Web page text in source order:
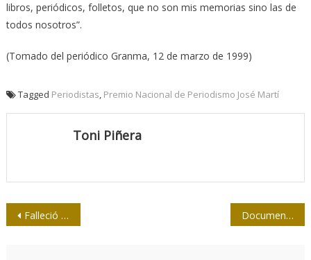
libros, periódicos, folletos, que no son mis memorias sino las de
todos nosotros”.
(Tomado del periódico Granma, 12 de marzo de 1999)
Tagged Periodistas, Premio Nacional de Periodismo José Martí
Toni Piñera
Navegación
Falleció la periodista Mirtha Inés Cervantes Documental Fidel de cerca